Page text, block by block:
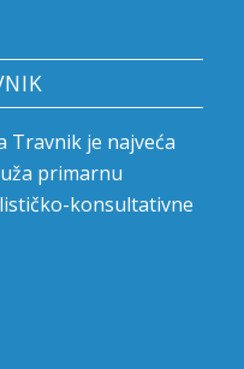
Travnik je najveća
primarnu
konsultativne